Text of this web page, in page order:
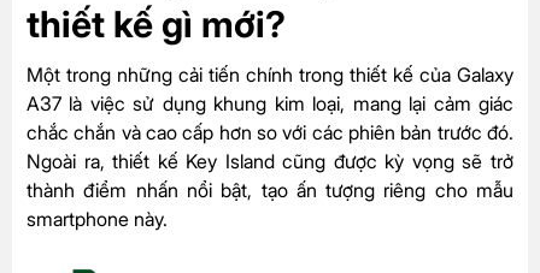
thiết kế gì mới?
Một trong những cải tiến chính trong thiết kế của Galaxy
A37 là việc sử dụng khung kim loại, mang lại cảm giác
chắc chắn và cao cấp hơn so với các phiên bản trước đó.
Ngoài ra, thiết kế Key Island cũng được kỳ vọng sẽ trở
thành điểm nhấn nổi bật, tạo ấn tượng riêng cho mẫu
smartphone này.